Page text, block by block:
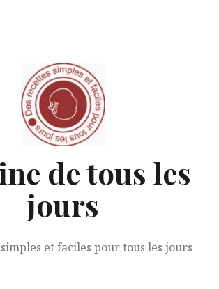
de tous les
jours
et faciles pour tous les jours